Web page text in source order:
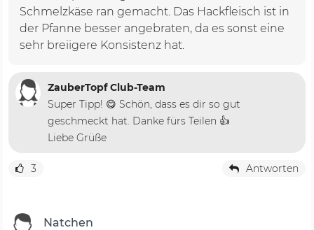
Schmelzkäse ran gemacht. Das Hackfleisch ist in
der Pfanne besser angebraten, da es sonst eine
sehr breiigere Konsistenz hat.
ZauberTopf Club-Team
Super Tipp! 😋 Schön, dass es dir so gut
geschmeckt hat. Danke fürs Teilen 👍
Liebe Grüße
3 Antworten
Natchen